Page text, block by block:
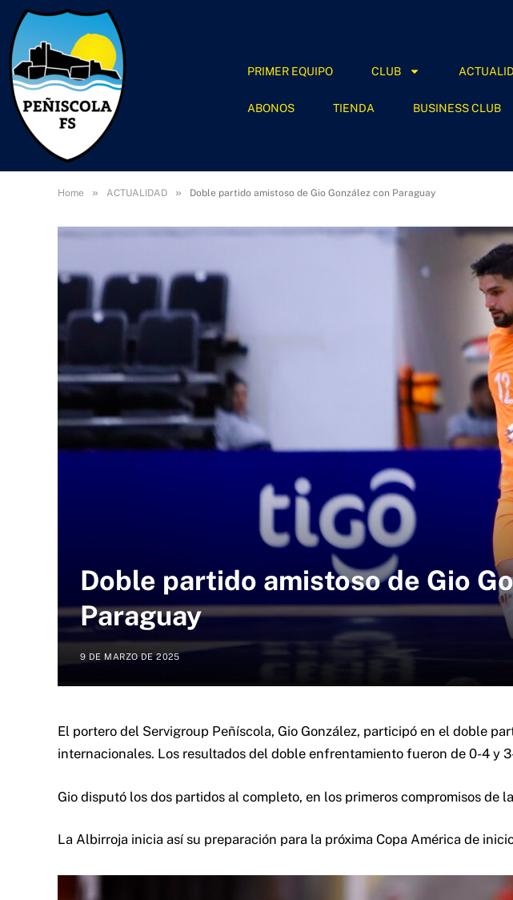
PRIMER EQUIPO CLUB
ABONOS TIENDA BUSINESS CLUB
Home » ACTUALIDAD » Doble partido amistoso de Gio González con Paraguay
Doble partido amistoso de Gio
Paraguay
9 DE MARZO DE 2025
El portero del Servigroup Peñíscola, Gio González, participó en el doble
internacionales. Los resultados del doble enfrentamiento fueron de 0-4 y
Gio disputó los dos partidos al completo, en los primeros compromisos de
La Albirroja inicia así su preparación para la próxima Copa América de